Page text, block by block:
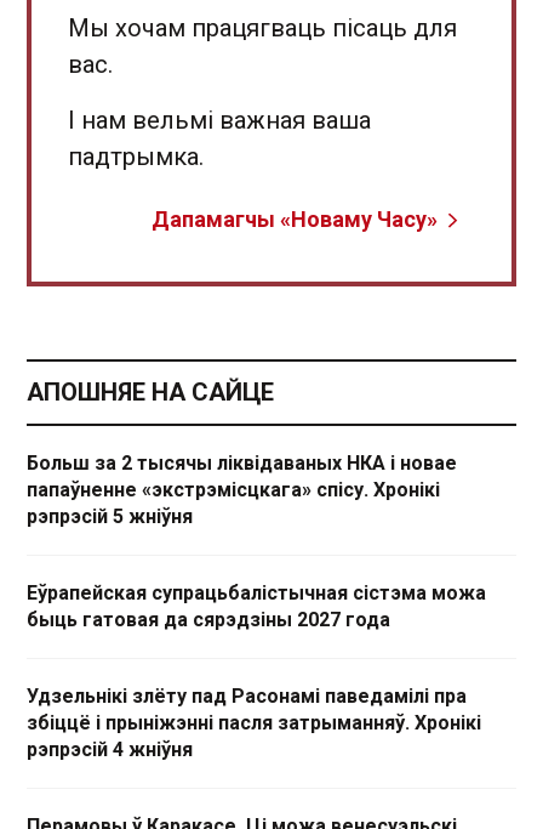
Мы хочам працягваць пісаць для
вас.
І нам вельмі важная ваша
падтрымка.
Дапамагчы «Новаму Часу»
АПОШНЯЕ НА САЙЦЕ
Больш за 2 тысячы ліквідаваных НКА і новае
папаўненне «экстрэмісцкага» спісу. Хронікі
рэпрэсій 5 жніўня
Еўрапейская супрацьбалістычная сістэма можа
быць гатовая да сярэдзіны 2027 года
Удзельнікі злёту пад Расонамі паведамілі пра
збіццё і прыніжэнні пасля затрыманняў. Хронікі
рэпрэсій 4 жніўня